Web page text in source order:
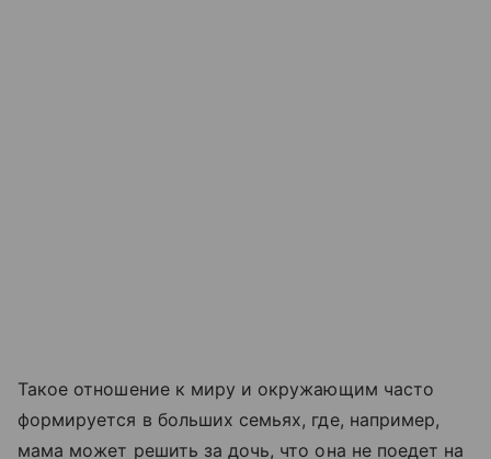
Такое отношение к миру и окружающим часто
формируется в больших семьях, где, например,
мама может решить за дочь, что она не поедет на